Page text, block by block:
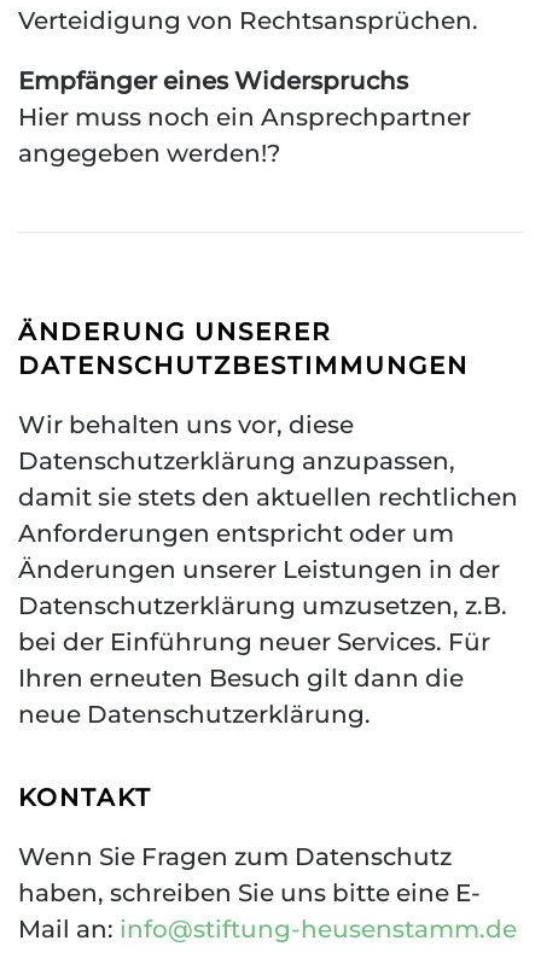
Verteidigung von Rechtsansprüchen.
Empfänger eines Widerspruchs
Hier muss noch ein Ansprechpartner
angegeben werden!?
ÄNDERUNG UNSERER
DATENSCHUTZBESTIMMUNGEN
Wir behalten uns vor, diese
Datenschutzerklärung anzupassen,
damit sie stets den aktuellen rechtlichen
Anforderungen entspricht oder um
Änderungen unserer Leistungen in der
Datenschutzerklärung umzusetzen, z.B.
bei der Einführung neuer Services. Für
Ihren erneuten Besuch gilt dann die
neue Datenschutzerklärung.
KONTAKT
Wenn Sie Fragen zum Datenschutz
haben, schreiben Sie uns bitte eine E-
Mail an: info@stiftung-heusenstamm.de